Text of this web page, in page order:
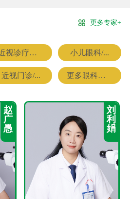
更多专家+
近视诊疗专科 小儿眼科/...
近视门诊/... 更多眼科专家
赵
广
愚
刘
利
娟